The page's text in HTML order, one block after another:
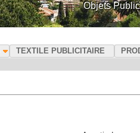
Objets
TEXTILE PUBLICITAIRE